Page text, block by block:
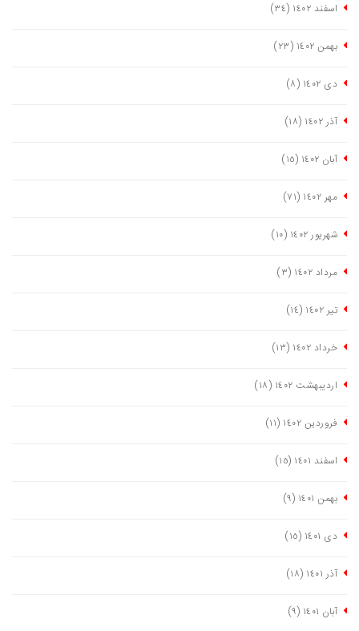
اسفند ١٤٠٢ (٣٤)
بهمن ١٤٠٢ (٢٣)
دی ١٤٠٢ (٨)
آذر ١٤٠٢ (١٨)
آبان ١٤٠٢ (١٥)
مهر ١٤٠٢ (٧١)
شهریور ١٤٠٢ (١٠)
مرداد ١٤٠٢ (٣)
تیر ١٤٠٢ (١٤)
خرداد ١٤٠٢ (١٣)
اردیبهشت ١٤٠٢ (١٨)
فروردین ١٤٠٢ (١١)
اسفند ١٤٠١ (١٥)
بهمن ١٤٠١ (٩)
دی ١٤٠١ (١٥)
آذر ١٤٠١ (١٨)
آبان ١٤٠١ (٩)